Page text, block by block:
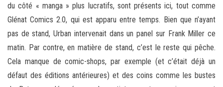
du côté « manga » plus lucratifs, sont présents ici, tout comme
Glénat Comics 2.0, qui est apparu entre temps. Bien que n’ayant
pas de stand, Urban intervenait dans un panel sur Frank Miller ce
matin. Par contre, en matière de stand, c’est le reste qui pêche.
Cela manque de comic-shops, par exemple (et c’était déjà un
défaut des éditions antérieures) et des coins comme les bustes